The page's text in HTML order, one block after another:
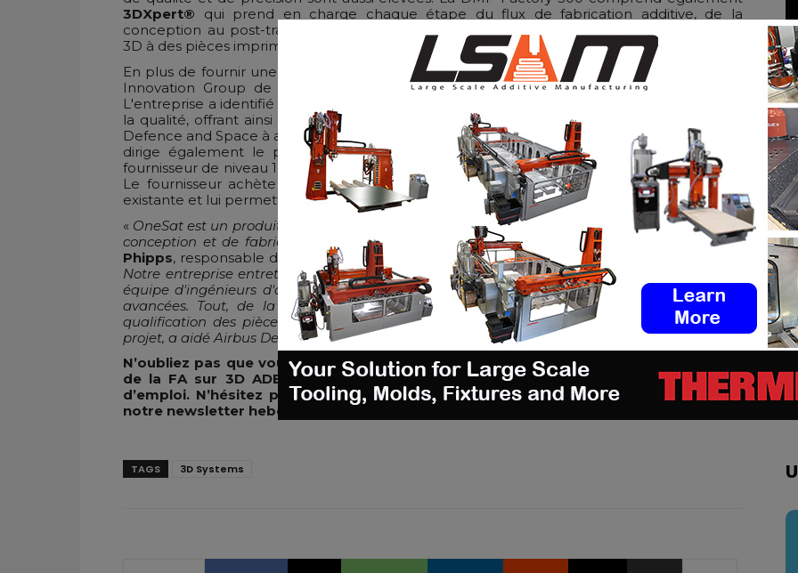
3DXpert® qui prend en charge chaque étape du flux de fabrication additive, de la
conception au post-traitement, afin de passer rapidement et efficacement d'un modèle
3D à des pièces imprimées avec succès, peut-on lire dans un communiqué de presse.
En plus de fournir une expertise en matière de conception et de production, l'Application
Innovation Group de 3D Systems agit également en tant que gestionnaire de projet.
L'entreprise a identifié les sous-traitants qui effectuent le post-traitement et l'inspection de
la qualité, offrant ainsi une solution complète de bout en bout conçue pour aider Airbus
Defence and Space à atténuer les risques et à réduire les délais de commercialisation. L'AIG
dirige également le processus de transfert de technologie, qui permettra à un autre
fournisseur de niveau 1 d'accélérer la production de ces composants entièrement qualifiés.
Le fournisseur achète également un autre DMP Factory 500 pour compléter sa flotte
existante et lui permettre de répondre aux niveaux de qualité exigés par Airbus.
« OneSat est un produit véritablement perturbateur, et nous voulions que notre processus de
conception et de fabrication possède ce même niveau d'innovation »
Stephen
Phipps, responsable du programme d'antenne OneSat chez Airbus Defence and Space. «
Notre entreprise entretient un partenariat solide avec 3D Systems et s'est appuyée sur son
équipe d'ingénieurs d'application pour nous aider à donner vie à nos conceptions les plus
avancées. Tout, de la qualité des pièces produites à l'aide de leurs imprimantes à la
qualification des pièces, en passant par la gestion de la qualité et la gestion globale du
projet, a aidé Airbus Defence and Space à maintenir sa position de leader de l'industrie. »
N’oubliez pas que vous pouvez poster gratuitementles offres d’emploi de l’industrie
de la FA sur 3D ADEPT Media ourechercher un emploivia notre tableau d’offres
d’emploi. N’hésitez pas à nous suivre sur nos réseaux sociaux et à vous inscrire à
notre newsletter hebdomadaire :
TAGS 3D Systems